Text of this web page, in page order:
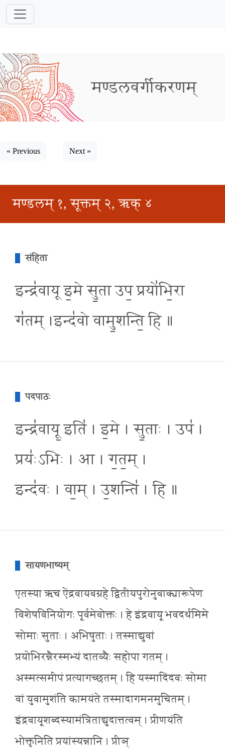
मण्डलवर्गीकरणम्
« Previous Next »
मण्डलम् १, सूक्तम् २, ऋक् ४
संहिता
इन्द्र॑वायू इ॒मे सु॒ता उप॒ प्रयो॑भि॒रा
ग॑तम् ।इन्द॑वो वामु॒शन्ति॒ हि ॥
पदपाठः
इन्द्र॑वायू॒ इति॑ । इ॒मे । सु॒ताः । उप॑ ।
प्रयः॑ऽभिः । आ । ग॒त॒म् ।
इन्द॑वः । वा॒म् । उ॒शन्ति॑ । हि ॥
सायणभाष्यम्
एतस्या ऋच ऐंद्रवायवग्रहे द्वितीयपुरोनुवाक्यारूपेण
विशेषविनियोगः पूर्वमेवोक्तः । हे इंद्रवायू भवदर्थमिमे
सोमाः सुताः । अभिषुताः । तस्माद्युवां
प्रयोभिरन्नैरस्मभ्यं दातव्यैः सहोपा गतम् ।
अस्मत्समीपं प्रत्यागच्छतम् । हि यस्मादिंदवः सोमा
वां युवामुशंति कामयंते तस्मादागमनमुचितम् ।
इंद्रवायूशब्दस्यामंत्रिताद्युदात्तत्वम् । प्रीणयंति
भोक्तृनिति प्रयांस्यन्नानि । प्रीञ्